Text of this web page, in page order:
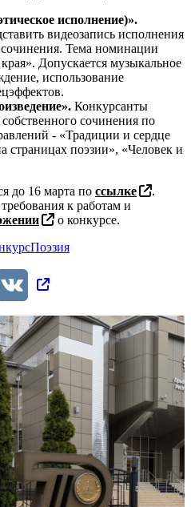
исполнение)».
видеозапись исполнения
сочинения. Тема номинации
Допускается музыкальное
использование
Конкурсанты
сочинения по
- «Традиции и сердце
страницах поэзии», «Человек и
до 16 марта по ссылке
.
к работам и
о конкурсе.
Поэзия
VK